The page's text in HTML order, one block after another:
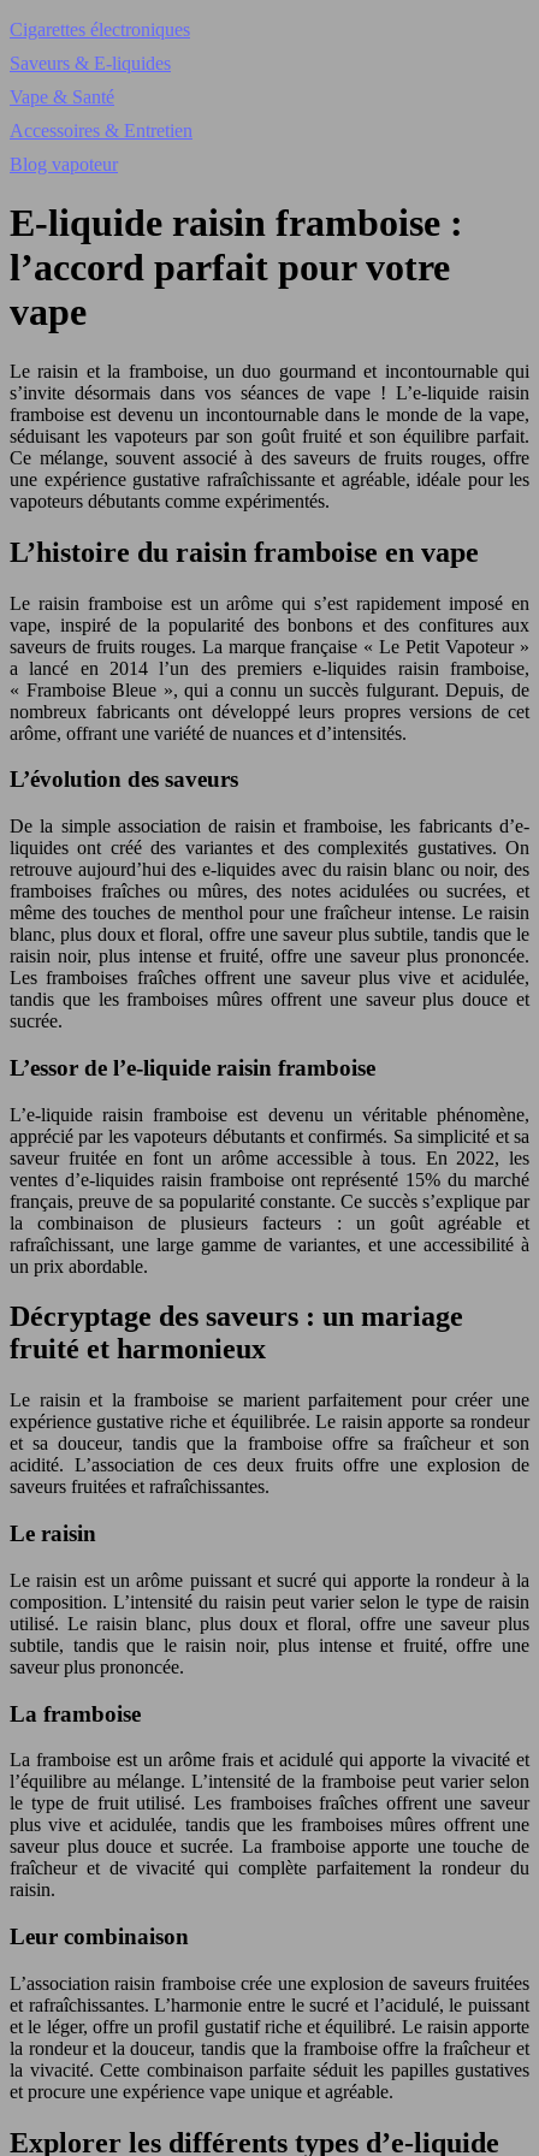
Cigarettes électroniques
Saveurs & E-liquides
Vape & Santé
Accessoires & Entretien
Blog vapoteur
E-liquide raisin framboise :
l’accord parfait pour votre
vape
Le raisin et la framboise, un duo gourmand et incontournable qui
s’invite désormais dans vos séances de vape ! L’e-liquide raisin
framboise est devenu un incontournable dans le monde de la vape,
séduisant les vapoteurs par son goût fruité et son équilibre parfait.
Ce mélange, souvent associé à des saveurs de fruits rouges, offre
une expérience gustative rafraîchissante et agréable, idéale pour les
vapoteurs débutants comme expérimentés.
L’histoire du raisin framboise en vape
Le raisin framboise est un arôme qui s’est rapidement imposé en
vape, inspiré de la popularité des bonbons et des confitures aux
saveurs de fruits rouges. La marque française « Le Petit Vapoteur »
a lancé en 2014 l’un des premiers e-liquides raisin framboise,
« Framboise Bleue », qui a connu un succès fulgurant. Depuis, de
nombreux fabricants ont développé leurs propres versions de cet
arôme, offrant une variété de nuances et d’intensités.
L’évolution des saveurs
De la simple association de raisin et framboise, les fabricants d’e-
liquides ont créé des variantes et des complexités gustatives. On
retrouve aujourd’hui des e-liquides avec du raisin blanc ou noir, des
framboises fraîches ou mûres, des notes acidulées ou sucrées, et
même des touches de menthol pour une fraîcheur intense. Le raisin
blanc, plus doux et floral, offre une saveur plus subtile, tandis que le
raisin noir, plus intense et fruité, offre une saveur plus prononcée.
Les framboises fraîches offrent une saveur plus vive et acidulée,
tandis que les framboises mûres offrent une saveur plus douce et
sucrée.
L’essor de l’e-liquide raisin framboise
L’e-liquide raisin framboise est devenu un véritable phénomène,
apprécié par les vapoteurs débutants et confirmés. Sa simplicité et sa
saveur fruitée en font un arôme accessible à tous. En 2022, les
ventes d’e-liquides raisin framboise ont représenté 15% du marché
français, preuve de sa popularité constante. Ce succès s’explique par
la combinaison de plusieurs facteurs : un goût agréable et
rafraîchissant, une large gamme de variantes, et une accessibilité à
un prix abordable.
Décryptage des saveurs : un mariage
fruité et harmonieux
Le raisin et la framboise se marient parfaitement pour créer une
expérience gustative riche et équilibrée. Le raisin apporte sa rondeur
et sa douceur, tandis que la framboise offre sa fraîcheur et son
acidité. L’association de ces deux fruits offre une explosion de
saveurs fruitées et rafraîchissantes.
Le raisin
Le raisin est un arôme puissant et sucré qui apporte la rondeur à la
composition. L’intensité du raisin peut varier selon le type de raisin
utilisé. Le raisin blanc, plus doux et floral, offre une saveur plus
subtile, tandis que le raisin noir, plus intense et fruité, offre une
saveur plus prononcée.
La framboise
La framboise est un arôme frais et acidulé qui apporte la vivacité et
l’équilibre au mélange. L’intensité de la framboise peut varier selon
le type de fruit utilisé. Les framboises fraîches offrent une saveur
plus vive et acidulée, tandis que les framboises mûres offrent une
saveur plus douce et sucrée. La framboise apporte une touche de
fraîcheur et de vivacité qui complète parfaitement la rondeur du
raisin.
Leur combinaison
L’association raisin framboise crée une explosion de saveurs fruitées
et rafraîchissantes. L’harmonie entre le sucré et l’acidulé, le puissant
et le léger, offre un profil gustatif riche et équilibré. Le raisin apporte
la rondeur et la douceur, tandis que la framboise offre la fraîcheur et
la vivacité. Cette combinaison parfaite séduit les papilles gustatives
et procure une expérience vape unique et agréable.
Explorer les différents types d’e-liquide